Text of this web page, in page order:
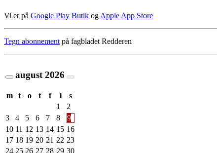
Vi er på Google Play Butik og Apple App Store
Tegn abonnement på fagbladet Redderen
august 2026
m t o t f l
s
1
2
3
4 5 6 7 8
9
10 11 12 13 14 15 16
17 18 19 20 21 22 23
24 25 26 27 28 29 30